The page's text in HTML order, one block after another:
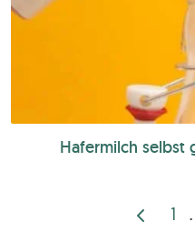
Hafermilch selbst
1